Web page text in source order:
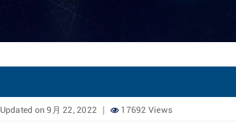
Updated on 9月 22, 2022 17692 Views